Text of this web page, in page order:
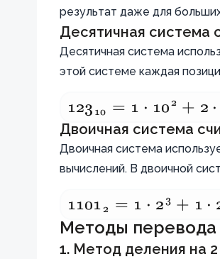
результат даже для
Десятичная система
Десятичная система
этой системе каждая
123_{10}
= 1
\cdot
10^2 + 2
10^1 + 3
\cdot
123 10 = 1 ⋅ 10 2 + 2 ⋅
Двоичная система
Двоичная система
вычислений. В двоичной
1101_2
= 1
\cdot
1101 2 = 1 ⋅ 2 3 + 1 ⋅
Методы перевода
1. Метод деления на 2